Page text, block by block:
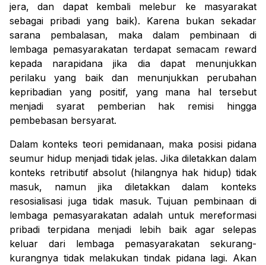
jera, dan dapat kembali melebur ke masyarakat
sebagai pribadi yang baik).
Karena bukan sekadar
sarana pembalasan, maka dalam pembinaan di
lembaga pemasyarakatan terdapat semacam reward
kepada narapidana jika dia dapat menunjukkan
perilaku yang baik dan menunjukkan perubahan
kepribadian yang positif, yang mana hal tersebut
menjadi syarat pemberian hak remisi
hingga
pembebasan bersyarat.
Dalam konteks teori pemidanaan, maka posisi pidana
seumur hidup menjadi tidak jelas. Jika diletakkan dalam
konteks retributif absolut (hilangnya hak hidup) tidak
masuk, namun jika diletakkan dalam konteks
resosialisasi juga tidak masuk. Tujuan pembinaan di
lembaga pemasyarakatan adalah untuk mereformasi
pribadi terpidana menjadi lebih baik agar selepas
keluar dari lembaga pemasyarakatan sekurang-
kurangnya tidak melakukan tindak pidana lagi. Akan